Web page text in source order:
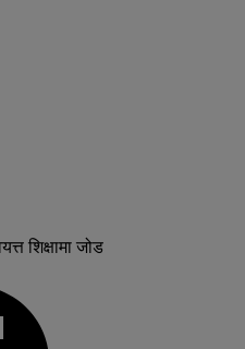
शिक्षामा जोड